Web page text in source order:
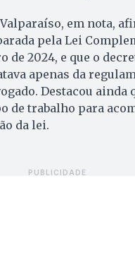
em nota,
pela Lei
de 2024, e que o
apenas da
Destacou ainda
de trabalho para
da lei.